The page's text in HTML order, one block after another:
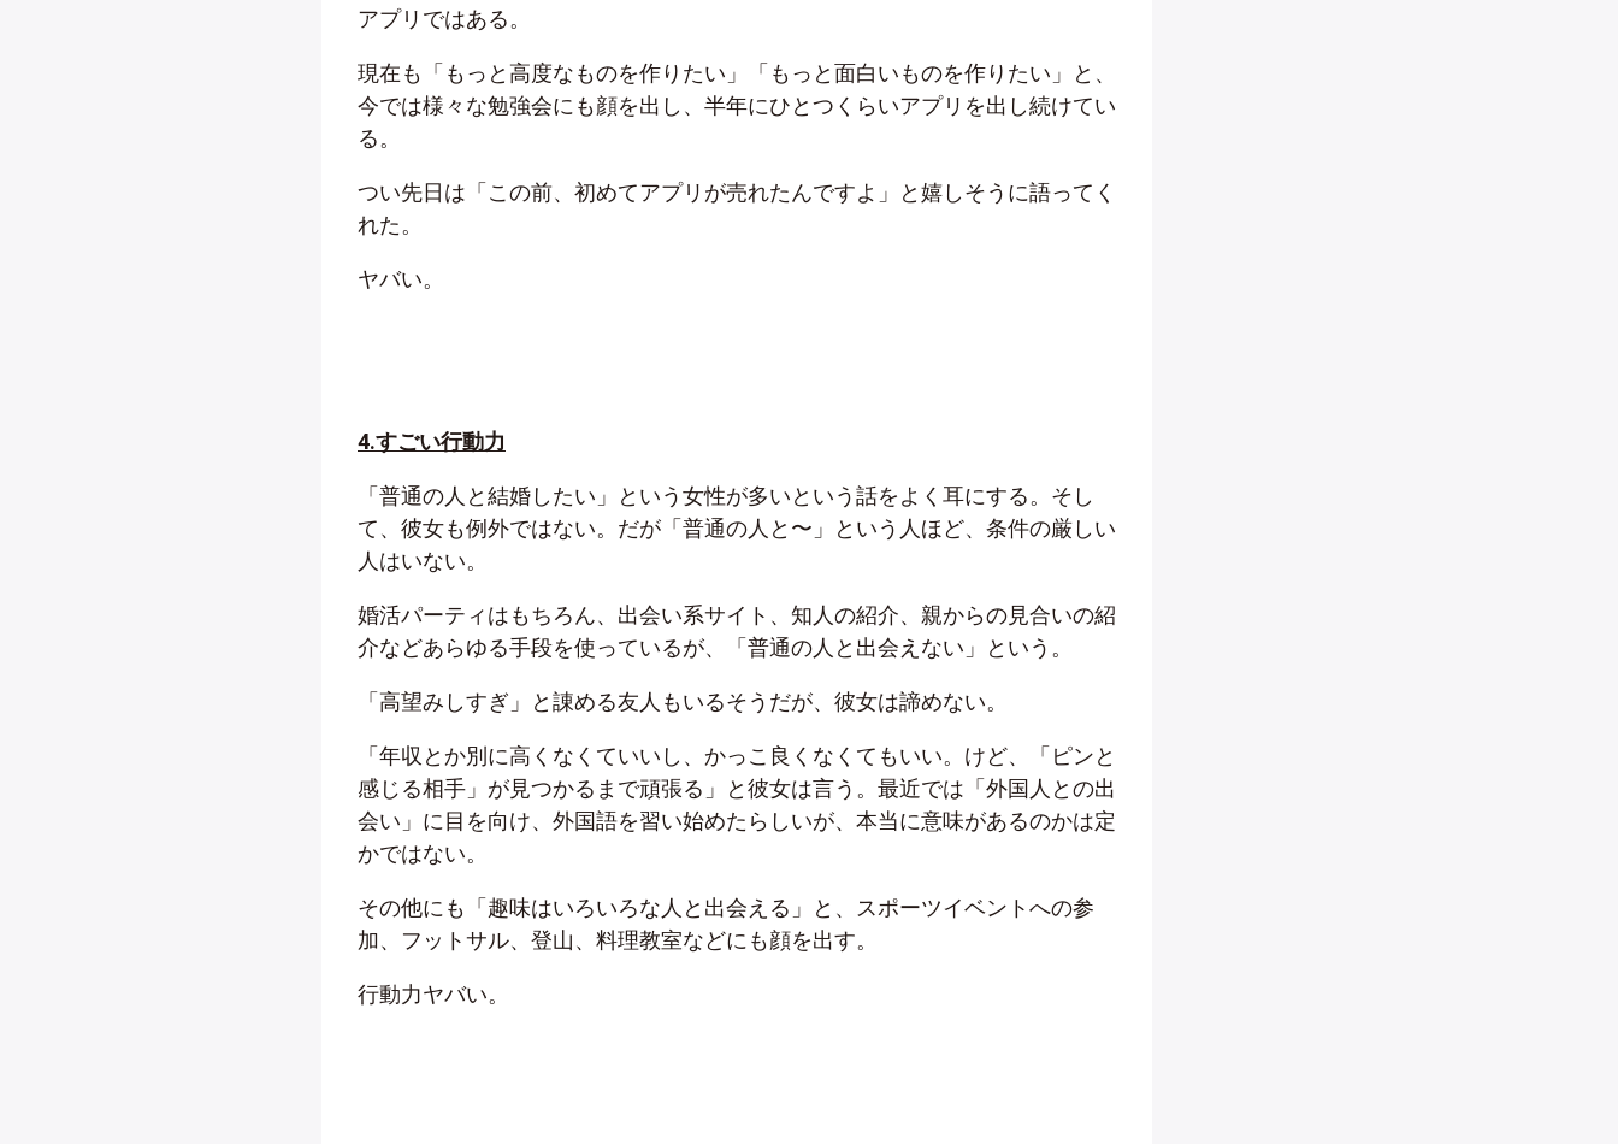
アプリではある。
現在も「もっと高度なものを作りたい」「もっと面白いものを作りたい」と、
今では様々な勉強会にも顔を出し、半年にひとつくらいアプリを出し続けてい
る。
つい先日は「この前、初めてアプリが売れたんですよ」と嬉しそうに語ってく
れた。
ヤバい。
4.すごい行動力
「普通の人と結婚したい」という女性が多いという話をよく耳にする。そし
て、彼女も例外ではない。だが「普通の人と〜」という人ほど、条件の厳しい
人はいない。
婚活パーティはもちろん、出会い系サイト、知人の紹介、親からの見合いの紹
介などあらゆる手段を使っているが、「普通の人と出会えない」という。
「高望みしすぎ」と諌める友人もいるそうだが、彼女は諦めない。
「年収とか別に高くなくていいし、かっこ良くなくてもいい。けど、「ピンと
感じる相手」が見つかるまで頑張る」と彼女は言う。最近では「外国人との出
会い」に目を向け、外国語を習い始めたらしいが、本当に意味があるのかは定
かではない。
その他にも「趣味はいろいろな人と出会える」と、スポーツイベントへの参
加、フットサル、登山、料理教室などにも顔を出す。
行動力ヤバい。